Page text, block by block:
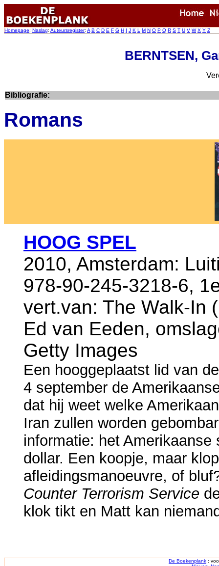
Homepage: Naslag: Auteursregister: A B C D E F G H I J K L M N O P Q R S T U V W X Y Z
BERNTSEN,
Bibliografie:
Romans
HOOG SPEL
2010, Amsterdam:
978-90-245-3218-6,
vert.van: The Walk-In
Ed van Eeden,
Getty Images
Een hooggeplaatst lid van
4 september de
dat hij weet welke
Iran zullen worden
informatie: het
dollar. Een koopje, maar
afleidingsmanoeuvre, of
Counter Terrorism Service
klok tikt en Matt kan
De Boekenplank :